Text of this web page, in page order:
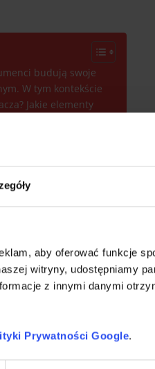
aby oferować funkcje
witryny, udostępniamy
z innymi danymi
Prywatności Google.
budują swoje
W tym kontekście
Jakie elementy
między innymi:
płatnicze w
zestawy
nieograniczona,
mających
w tym